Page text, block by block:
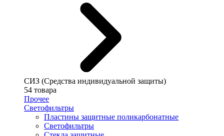
СИЗ (Средства индивидуальной защиты)
54 товара
Прочее
Светофильтры
Пластины защитные поликарбонатные
Светофильтры